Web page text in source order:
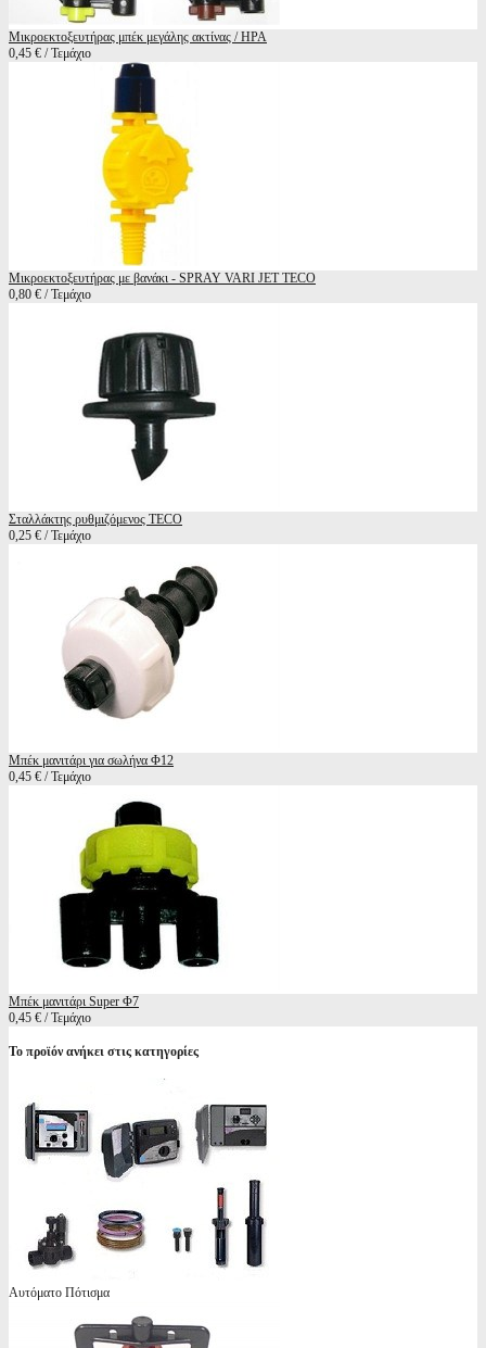
Μικροεκτοξευτήρας μπέκ μεγάλης ακτίνας / ΗΡΑ
0,45 € / Τεμάχιο
Μικροεκτοξευτήρας με βανάκι - SPRAY VARI JET TECO
0,80 € / Τεμάχιο
Σταλλάκτης ρυθμιζόμενος TECO
0,25 € / Τεμάχιο
Μπέκ μανιτάρι για σωλήνα Φ12
0,45 € / Τεμάχιο
Μπέκ μανιτάρι Super Φ7
0,45 € / Τεμάχιο
Το προϊόν ανήκει στις κατηγορίες
Αυτόματο Πότισμα